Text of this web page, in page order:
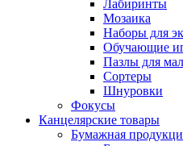
Лабиринты
Мозаика
Наборы для
Обучающие
Пазлы для
Сортеры
Шнуровки
Фокусы
Канцелярские товары
Бумажная